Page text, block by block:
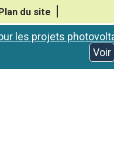
du site
les projets
Voir